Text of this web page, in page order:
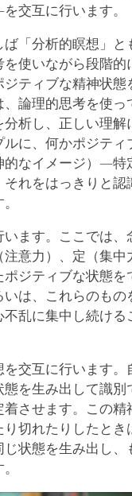
交互に行います。
「分析的瞑想」
を使いながら段階的
ジティブな精神状態
、論理的思考を使
析し、正しい理解
ルに、何かポジティ
的なイメージ）―特
れをはっきりと認
います。ここでは、
意力）、定（集中
ジティブな状態を
は、これらのもの
乱に集中し続ける
を交互に行います。
態を生み出して識別
着させます。この精
切れたりしたとき
状態を生み出し、